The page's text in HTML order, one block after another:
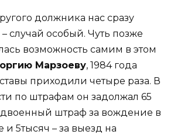
должника нас сразу
случай особый. Чуть позже
возможность самим в этом
Марзоеву, 1984 года
приходили четыре раза. В
по штрафам он задолжал 65
штраф за вождение в
и 5тысяч – за выезд на